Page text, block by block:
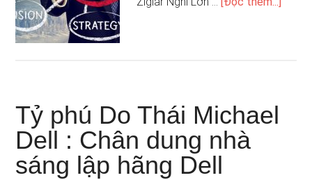
Tỷ phú Do Thái Michael
Dell : Chân dung nhà
sáng lập hãng Dell